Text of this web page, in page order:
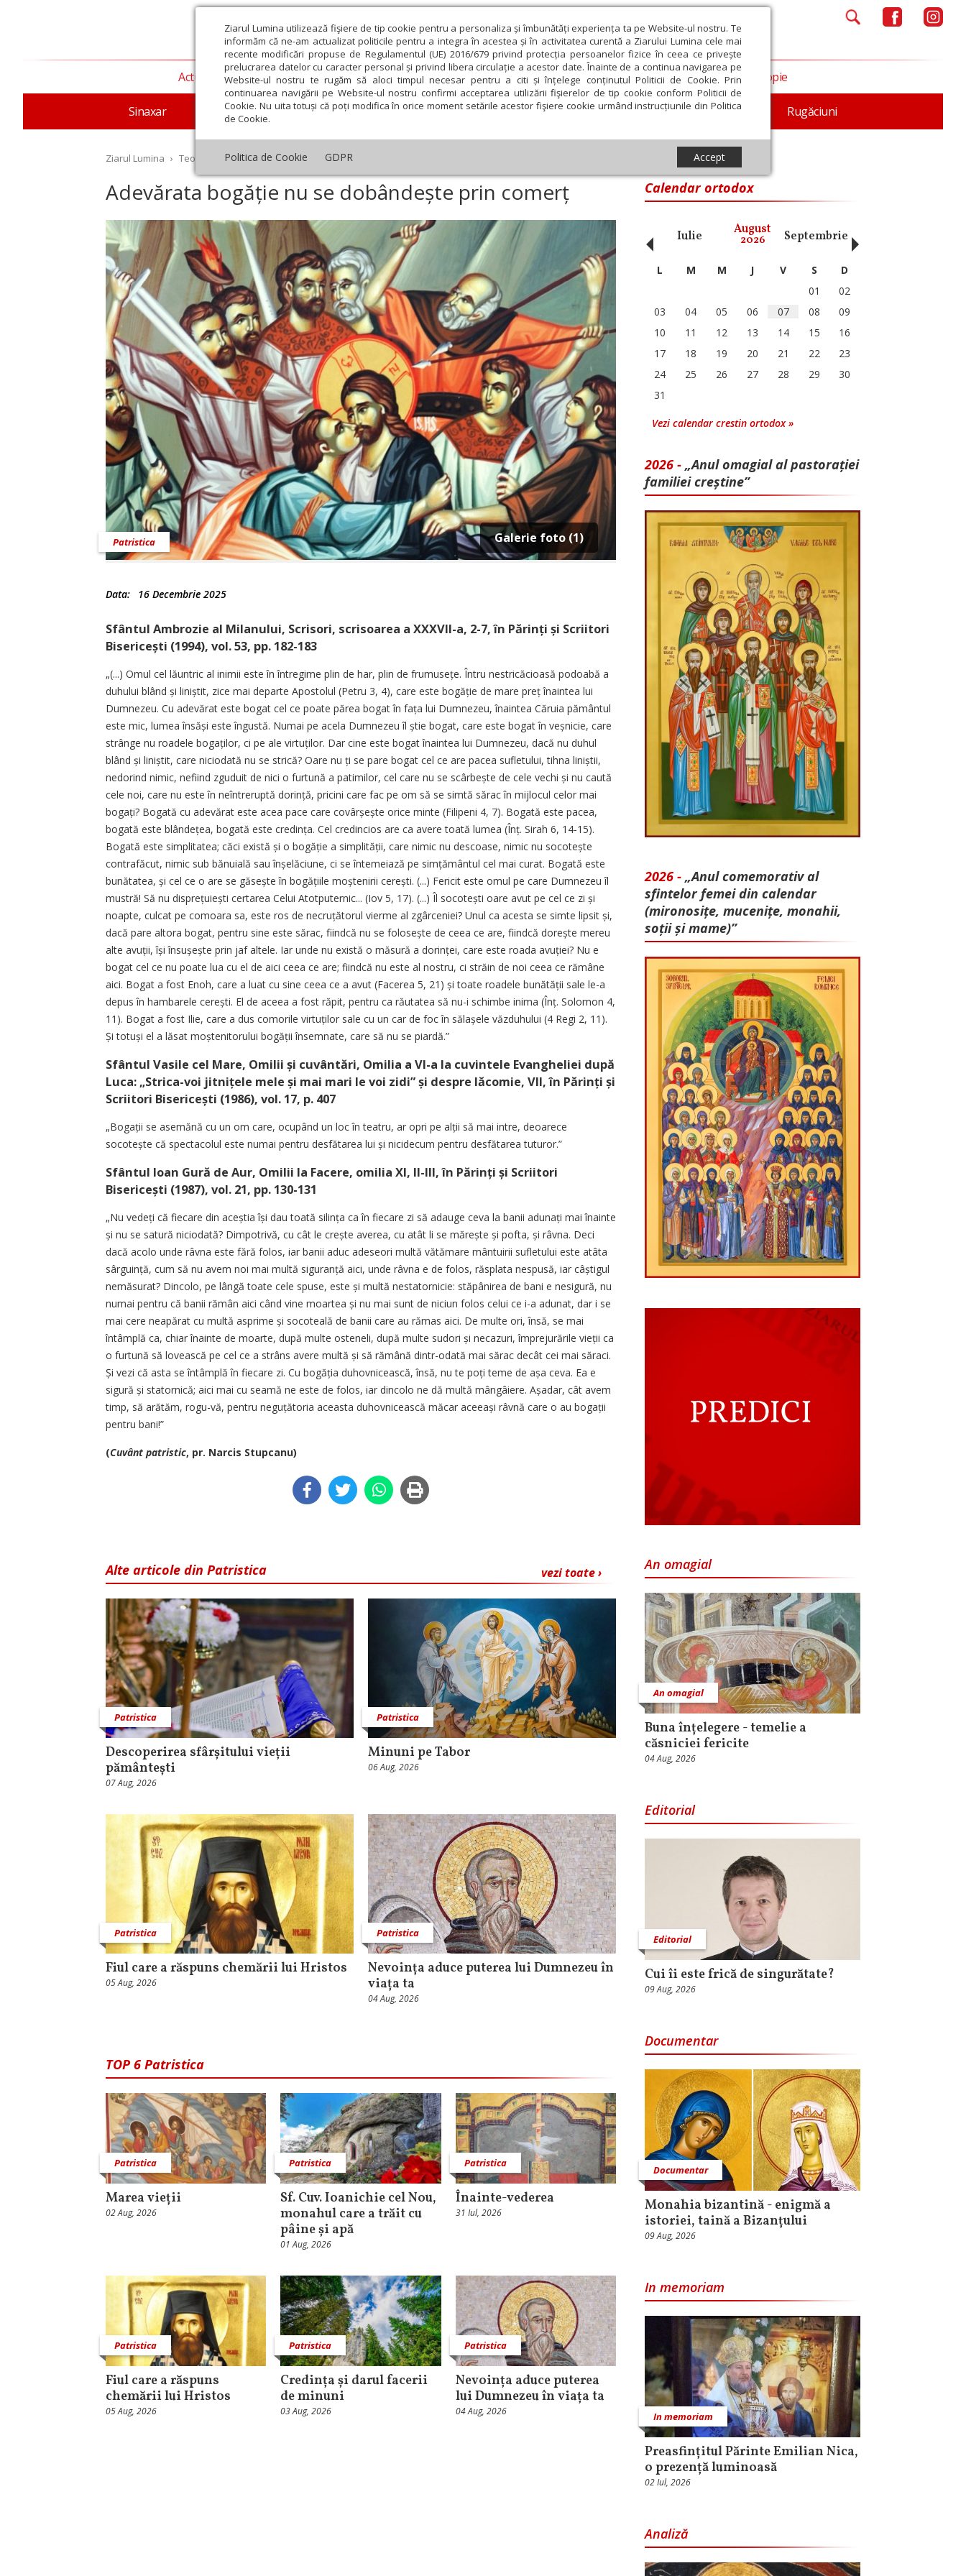
Ziarul Lumina utilizează fişiere de tip cookie pentru a personaliza și îmbunătăți experiența ta pe Website-ul nostru. Te
informăm că ne-am actualizat politicile pentru a integra în acestea și în activitatea curentă a Ziarului Lumina cele mai
recente modificări propuse de Regulamentul (UE) 2016/679 privind protecția persoanelor fizice în ceea ce privește
prelucrarea datelor cu caracter personal și privind libera circulație a acestor date. Înainte de a continua navigarea pe
Website-ul nostru te rugăm să aloci timpul necesar pentru a citi și înțelege conținutul Politicii de Cookie. Prin
continuarea navigării pe Website-ul nostru confirmi acceptarea utilizării fişierelor de tip cookie conform Politicii de
Cookie. Nu uita totuși că poți modifica în orice moment setările acestor fişiere cookie urmând instrucțiunile din Politica
de Cookie.
Politica de Cookie GDPR Accept
Actualitate religioasă Teologie și spiritualitate
Sinaxar Apostolul zilei Evanghelia zilei Evanghelia de Duminică Theologica Liturgica Patristica Rugăciuni
Educaţie și Cultură Societate Opinii Filantropie
Ziarul Lumina › Teologie și spiritualitate › Patristica › Adevărata bogăție nu se dobândește prin comerț
Adevărata bogăție nu se dobândește prin comerț
Galerie foto (1)
Patristica
Data: 16 Decembrie 2025
Sfântul Ambrozie al Milanului, Scrisori, scrisoarea a XXXVII-a, 2-7, în Părinți și Scriitori
Bise­ricești (1994), vol. 53, pp. 182-183
„(...) Omul cel lăuntric al inimii este în întregime plin de har, plin de frumusețe. Întru nestricăcioasă podoabă a
duhului blând și liniștit, zice mai departe Apostolul (Petru 3, 4), care este bogăție de mare preț înaintea lui
Dumnezeu. Cu adevărat este bogat cel ce poate părea bogat în fața lui Dumnezeu, înaintea Căruia pământul
este mic, lumea însăși este îngustă. Numai pe acela Dumnezeu îl știe bogat, care este bogat în veșnicie, care
strânge nu roadele bogaților, ci pe ale virtuților. Dar cine este bogat înaintea lui Dumnezeu, dacă nu duhul
blând și liniștit, care niciodată nu se strică? Oare nu ți se pare bogat cel ce are pacea sufletului, tihna liniștii,
nedorind nimic, nefiind zguduit de nici o furtună a patimilor, cel care nu se scârbește de cele vechi și nu caută
cele noi, care nu este în neîntreruptă dorință, pricini care fac pe om să se simtă sărac în mijlocul celor mai
bogați? Bogată cu adevărat este acea pace care covâr­șește orice minte (Filipeni 4, 7). Bogată este pacea,
bogată este blândețea, bogată este credința. Cel credincios are ca avere toată lumea (Înț. Sirah 6, 14-15).
Bogată este simplitatea; căci există și o bogăție a simplității, care nimic nu descoase, nimic nu socotește
contrafăcut, nimic sub bănuială sau înșelăciune, ci se întemeiază pe simțământul cel mai curat. Bogată este
bunătatea, și cel ce o are se găsește în bogățiile moștenirii cerești. (...) Fericit este omul pe care Dumnezeu îl
mustră! Să nu disprețuiești certarea Celui Atotputernic... (Iov 5, 17). (...) Îl socotești oare avut pe cel ce zi și
noapte, culcat pe comoara sa, este ros de necruțătorul vierme al zgârceniei? Unul ca acesta se simte lipsit și,
dacă pare altora bogat, pentru sine este sărac, fiindcă nu se folosește de ceea ce are, fiindcă dorește mereu
alte avuții, își însu­șește prin jaf altele. Iar unde nu există o măsură a dorinței, care este roada avuției? Nu e
bogat cel ce nu poate lua cu el de aici ceea ce are; fiindcă nu este al nostru, ci străin de noi ceea ce rămâne
aici. Bogat a fost Enoh, care a luat cu sine ceea ce a avut (Facerea 5, 21) și toate roadele bunătății sale le-a
depus în hambarele cerești. El de aceea a fost răpit, pentru ca răutatea să nu-i schimbe inima (Înț. Solomon 4,
11). Bogat a fost Ilie, care a dus comorile virtuților sale cu un car de foc în sălașele văzduhului (4 Regi 2, 11).
Și totuși el a lăsat moștenitorului bogății însemnate, care să nu se piardă.”
Sfântul Vasile cel Mare, Omilii și cuvântări, Omilia a VI-a la cuvintele Evangheliei după
Luca: „Strica-voi jitnițele mele și mai mari le voi zidi” și despre lăcomie, VII, în Părinți și
Scriitori Biseri­cești (1986), vol. 17, p. 407
„Bogații se asemănă cu un om care, ocupând un loc în teatru, ar opri pe alții să mai intre, deoarece
socotește că spectacolul este numai pentru desfătarea lui și nicidecum pentru desfătarea tuturor.”
Sfântul Ioan Gură de Aur, Omilii la Facere, omilia XI, II-III, în Părinți și Scriitori
Bisericești (1987), vol. 21, pp. 130-131
„Nu vedeți că fiecare din aceștia își dau toată silința ca în fiecare zi să adauge ceva la banii adunați mai înainte
și nu se satură niciodată? Dimpotrivă, cu cât le crește averea, cu atât li se mărește și pofta, și râvna. Deci
dacă acolo unde râvna este fără folos, iar banii aduc adeseori multă vătămare mântuirii sufletului este atâta
sârguință, cum să nu avem noi mai multă siguranță aici, unde râvna e de folos, răsplata nespusă, iar câștigul
nemăsurat? Dincolo, pe lângă toate cele spuse, este și multă nestatornicie: stăpânirea de bani e nesigură, nu
numai pentru că banii rămân aici când vine moartea și nu mai sunt de niciun folos celui ce i-a adunat, dar i se
mai cere neapărat cu multă asprime și socoteală de banii care au rămas aici. De multe ori, însă, se mai
întâmplă ca, chiar înainte de moarte, după multe osteneli, după multe sudori și necazuri, împrejurările vieții ca
o furtună să lovească pe cel ce a strâns avere multă și să rămână dintr-odată mai sărac decât cei mai săraci.
Și vezi că asta se întâmplă în fiecare zi. Cu bogăția duhovnicească, însă, nu te poți teme de așa ceva. Ea e
sigură și statornică; aici mai cu seamă ne este de folos, iar dincolo ne dă multă mângâiere. Așadar, cât avem
timp, să arătăm, rogu-vă, pentru neguțătoria aceasta duhovnicească măcar aceeași râvnă care o au bogații
pentru bani!”
(Cuvânt patristic, pr. Narcis Stupcanu)
vezi toate ›
Alte articole din Patristica
Patristica
Descoperirea sfârșitului vieții
pământești
07 Aug, 2026
Patristica
Minuni pe Tabor
06 Aug, 2026
Patristica
Fiul care a răspuns chemării lui Hristos
05 Aug, 2026
Patristica
Nevoința aduce puterea lui Dumnezeu în
viața ta
04 Aug, 2026
TOP 6 Patristica
Patristica
Marea vieții
02 Aug, 2026
Patristica
Sf. Cuv. Ioanichie cel Nou,
monahul care a trăit cu
pâine și apă
01 Aug, 2026
Patristica
Înainte-vederea
31 Iul, 2026
Patristica
Fiul care a răspuns
chemării lui Hristos
05 Aug, 2026
Patristica
Credința și darul facerii
de minuni
03 Aug, 2026
Patristica
Nevoința aduce puterea
lui Dumnezeu în viața ta
04 Aug, 2026
Calendar ortodox
Octombrie Noiembrie Decembrie Ianuarie Februarie Martie Aprilie Iulie August
2026 Septembrie Octombrie
‹ L M M J V S
D
01
02
03
04 05 06 07 08
09
10
11 12 13 14 15
16
17
18 19 20 21 22
23
24
25 26 27 28 29
30
31
Vezi calendar crestin ortodox »
2026 - „Anul omagial al pastorației
familiei creștine”
2026 - „Anul comemorativ al
sfintelor femei din calendar
(mironosițe, mu­cenițe, monahii,
soții și mame)”
An omagial
An omagial
Buna înțelegere - temelie a
căsniciei fericite
04 Aug, 2026
Editorial
Editorial
Cui îi este frică de singurătate?
09 Aug, 2026
Documentar
Documentar
Monahia bizantină - enigmă a
istoriei, taină a Bizanțului
09 Aug, 2026
In memoriam
In memoriam
Preasfințitul Părinte Emilian Nica,
o prezență luminoasă
02 Iul, 2026
Analiză